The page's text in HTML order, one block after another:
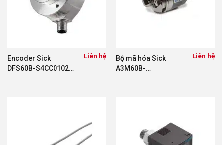
Encoder Sick
DFS60B-S4CC01024
Liên hệ
Bộ mã hóa Sick
A3M60B-
Liên hệ